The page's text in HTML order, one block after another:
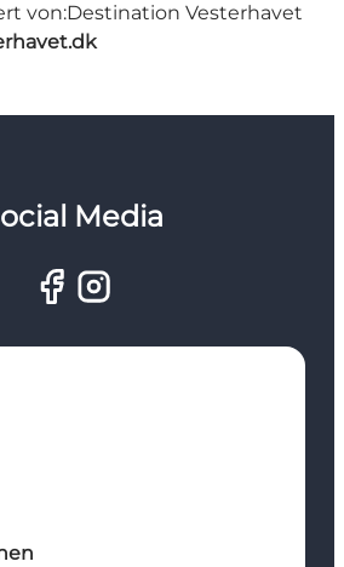
von:Destination Vesterhavet
Media